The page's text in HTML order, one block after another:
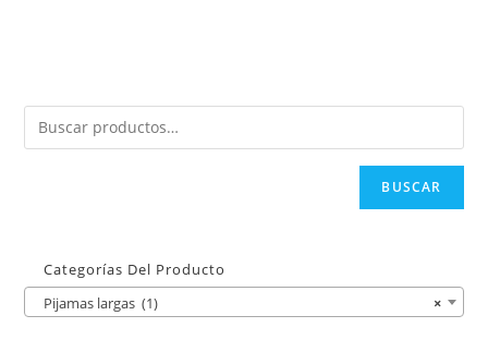
BUSCAR
Categorías Del Producto
×
Pijamas largas (1)